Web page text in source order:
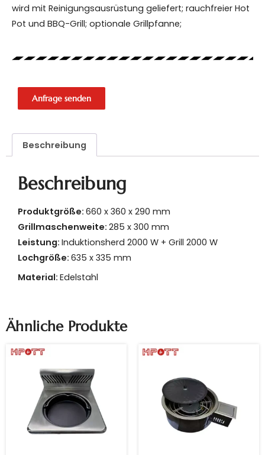
wird mit Reinigungsausrüstung geliefert; rauchfreier Hot
Pot und BBQ-Grill; optionale Grillpfanne;
Anfrage senden
Beschreibung
Beschreibung
Produktgröße: 660 x 360 x 290 mm
Grillmaschenweite: 285 x 300 mm
Leistung: Induktionsherd 2000 W + Grill 2000 W
Lochgröße: 635 x 335 mm
Material: Edelstahl
Ähnliche Produkte